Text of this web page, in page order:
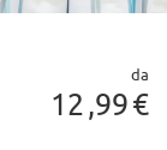
da
12 99€